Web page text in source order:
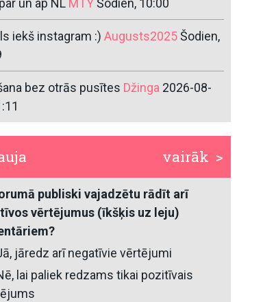
un ap NL MTYŠodien, 10:00
iekš instagram :) Augusts2025Šodien,
bez otrās pusītes Džinga 2026-08-
vairāk >
publiski vajadzētu rādīt arī
vērtējumus (īkšķis uz leju)
jāredz arī negatīvie vērtējumi
lai paliek redzams tikai pozitīvais